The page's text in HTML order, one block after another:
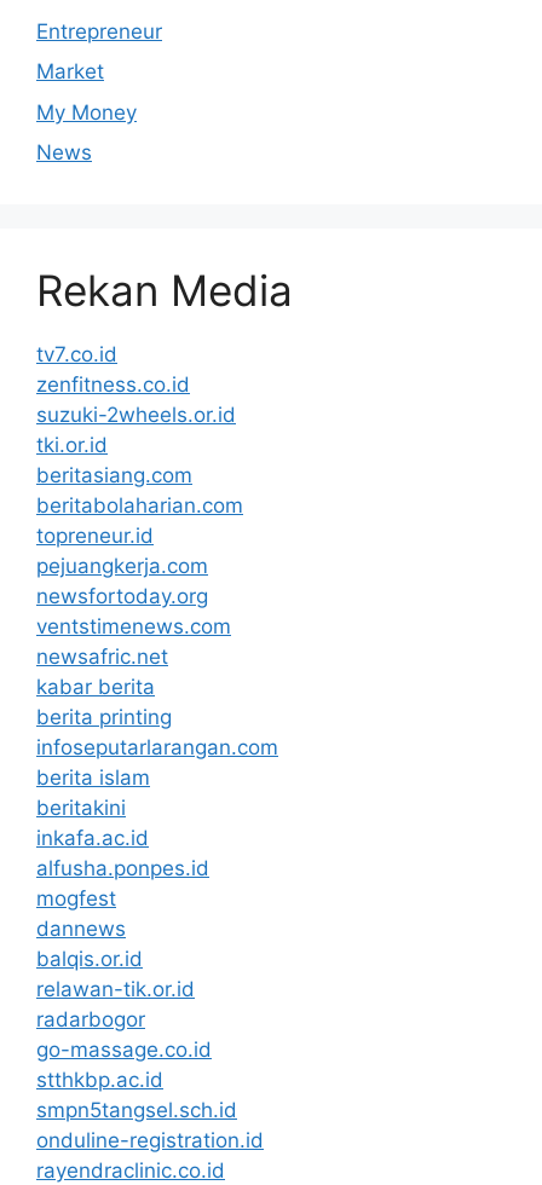
Entrepreneur
Market
My Money
News
Rekan Media
tv7.co.id
zenfitness.co.id
suzuki-2wheels.or.id
tki.or.id
beritasiang.com
beritabolaharian.com
topreneur.id
pejuangkerja.com
newsfortoday.org
ventstimenews.com
newsafric.net
kabar berita
berita printing
infoseputarlarangan.com
berita islam
beritakini
inkafa.ac.id
alfusha.ponpes.id
mogfest
dannews
balqis.or.id
relawan-tik.or.id
radarbogor
go-massage.co.id
stthkbp.ac.id
smpn5tangsel.sch.id
onduline-registration.id
rayendraclinic.co.id